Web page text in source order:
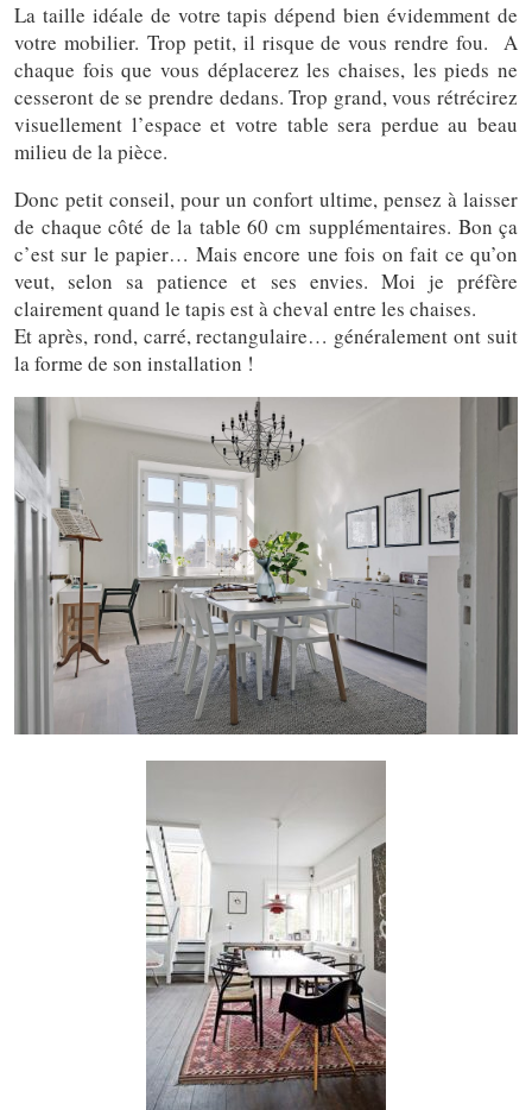
La taille idéale de votre tapis dépend bien évidemment de
votre mobilier. Trop petit, il risque de vous rendre fou. A
chaque fois que vous déplacerez les chaises, les pieds ne
cesseront de se prendre dedans. Trop grand, vous rétrécirez
visuellement l’espace et votre table sera perdue au beau
milieu de la pièce.
Donc petit conseil, pour un confort ultime, pensez à laisser
de chaque côté de la table 60 cm supplémentaires. Bon ça
c’est sur le papier… Mais encore une fois on fait ce qu’on
veut, selon sa patience et ses envies. Moi je préfère
clairement quand le tapis est à cheval entre les chaises.
Et après, rond, carré, rectangulaire… généralement ont suit
la forme de son installation !